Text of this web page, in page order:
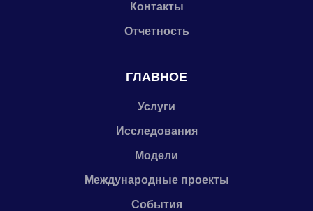
Контакты
Отчетность
ГЛАВНОЕ
Услуги
Исследования
Модели
Международные проекты
События